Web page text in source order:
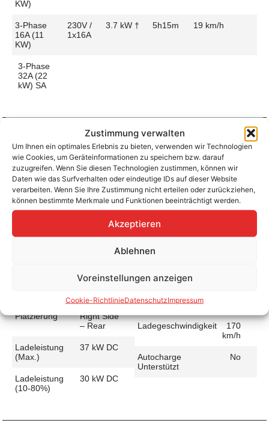
Zustimmung verwalten
Um Ihnen ein optimales Erlebnis zu bieten, verwenden wir Technologien
wie Cookies, um Geräteinformationen zu speichern bzw. darauf
zuzugreifen. Wenn Sie diesen Technologien zustimmen, können wir
Daten wie das Surfverhalten oder eindeutige IDs auf dieser Website
verarbeiten. Wenn Sie Ihre Zustimmung nicht erteilen oder zurückziehen,
können bestimmte Merkmale und Funktionen beeinträchtigt werden.
Akzeptieren
Ablehnen
Voreinstellungen anzeigen
Cookie-RichtlinieDatenschutzImpressum
KW)
3-Phase
16A (11
KW)
230V /
1x16A
3.7 kW † 5h15m 19 km/h
3-Phase
32A (22
kW) SA
Aufladen zu Hause / am Fahrtziel
Ladeanschluss Type 2
Platzierung
Right Side
– Rear
Ladezeit (0-
>490 Km)
5h15m
Ladegeschwindigkeit20 km/h
Schnellladen
Platzierung
Right Side
– Rear
Ladeleistung
(max.)
37 kW DC
Ladeleistung
(10-80%)
30 kW DC
>392 Km)
Ladegeschwindigkeit
170
km/h
Autocharge
Unterstützt
No